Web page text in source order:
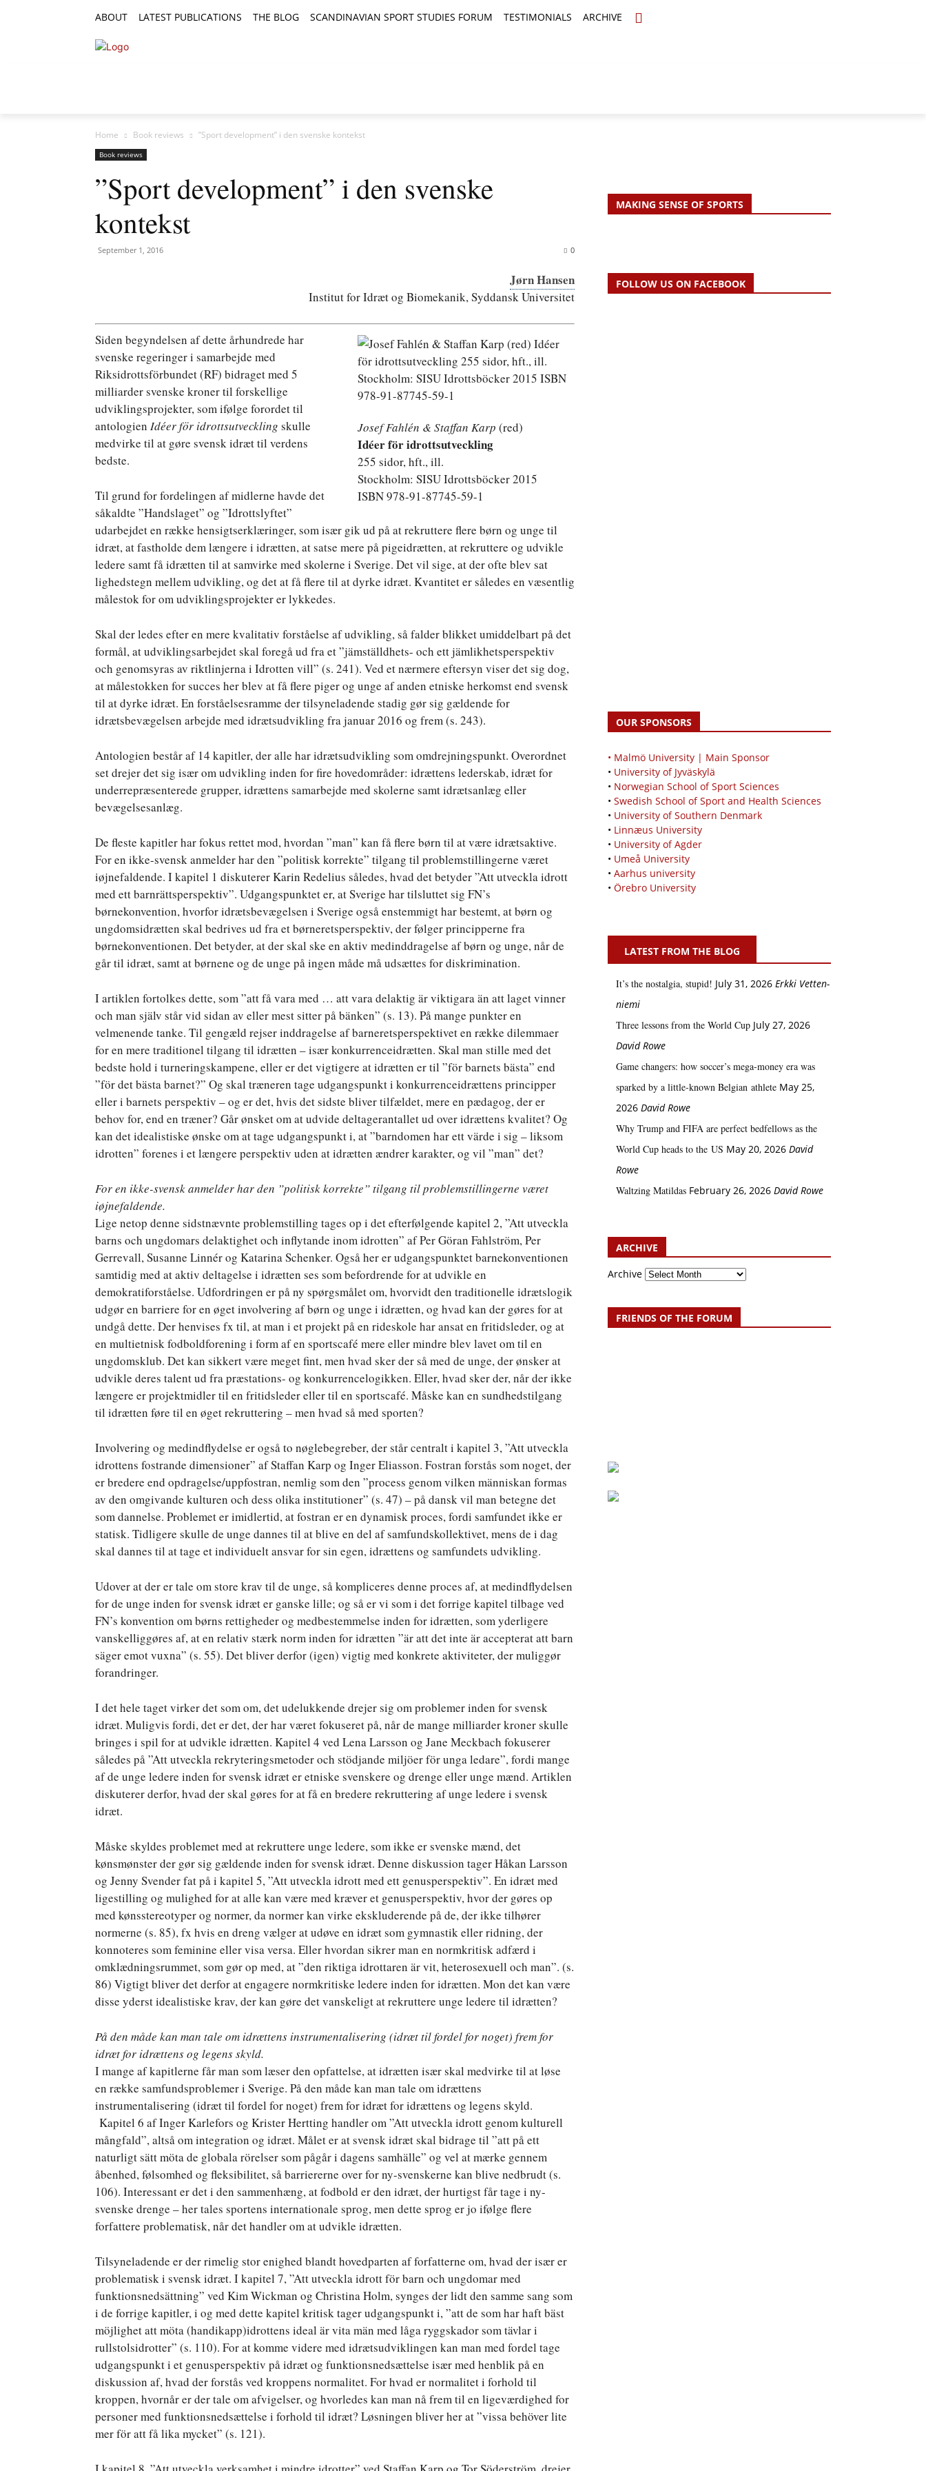
ABOUT LATEST PUBLICATIONS THE BLOG SCANDINAVIAN SPORT STUDIES FORUM TESTIMONIALS ARCHIVE
Home Book reviews ”Sport development” i den svenske kontekst
Book reviews
”Sport development” i den svenske
kontekst
September 1, 2016 0
Jørn Hansen
Institut for Idræt og Biomekanik, Syddansk Universitet
Josef Fahlén & Staffan Karp (red)
Idéer för idrottsutveckling
255 sidor, hft., ill.
Stockholm: SISU Idrottsböcker 2015
ISBN 978-91-87745-59-1
Siden begyndelsen af dette århundrede har
svenske regeringer i samarbejde med
Riksidrottsförbundet (RF) bidraget med 5
milliarder svenske kroner til forskellige
udviklingsprojekter, som ifølge forordet til
antologien Idéer för idrottsutveckling skulle
medvirke til at gøre svensk idræt til verdens
bedste.
Til grund for fordelingen af midlerne havde det
såkaldte ”Handslaget” og ”Idrottslyftet”
udarbejdet en række hensigtserklæringer, som især gik ud på at rekruttere flere børn og unge til
idræt, at fastholde dem længere i idrætten, at satse mere på pigeidrætten, at rekruttere og udvikle
ledere samt få idrætten til at samvirke med skolerne i Sverige. Det vil sige, at der ofte blev sat
lighedstegn mellem udvikling, og det at få flere til at dyrke idræt. Kvantitet er således en væsentlig
målestok for om udviklingsprojekter er lykkedes.
Skal der ledes efter en mere kvalitativ forståelse af udvikling, så falder blikket umiddelbart på det
formål, at udviklingsarbejdet skal foregå ud fra et ”jämställdhets- och ett jämlikhetsperspektiv
och genomsyras av riktlinjerna i Idrotten vill” (s. 241). Ved et nærmere eftersyn viser det sig dog,
at målestokken for succes her blev at få flere piger og unge af anden etniske herkomst end svensk
til at dyrke idræt. En forståelsesramme der tilsyneladende stadig gør sig gældende for
idrætsbevægelsen arbejde med idrætsudvikling fra januar 2016 og frem (s. 243).
Antologien består af 14 kapitler, der alle har idrætsudvikling som omdrejningspunkt. Overordnet
set drejer det sig især om udvikling inden for fire hovedområder: idrættens lederskab, idræt for
underrepræsenterede grupper, idrættens samarbejde med skolerne samt idrætsanlæg eller
bevægelsesanlæg.
De fleste kapitler har fokus rettet mod, hvordan ”man” kan få flere børn til at være idrætsaktive.
For en ikke-svensk anmelder har den ”politisk korrekte” tilgang til problemstillingerne været
iøjnefaldende. I kapitel 1 diskuterer Karin Redelius således, hvad det betyder ”Att utveckla idrott
med ett barnrättsperspektiv”. Udgangspunktet er, at Sverige har tilsluttet sig FN’s
børnekonvention, hvorfor idrætsbevægelsen i Sverige også enstemmigt har bestemt, at børn og
ungdomsidrætten skal bedrives ud fra et børnerets­perspektiv, der følger principperne fra
børnekonventionen. Det betyder, at der skal ske en aktiv medinddragelse af børn og unge, når de
går til idræt, samt at børnene og de unge på ingen måde må udsættes for diskrimination.
I artiklen fortolkes dette, som ”att få vara med … att vara delaktig är viktigara än att laget vinner
och man själv står vid sidan av eller mest sitter på bänken” (s. 13). På mange punkter en
velmenende tanke. Til gengæld rejser inddragelse af barneretsperspektivet en række dilemmaer
for en mere traditionel tilgang til idrætten – især konkurrenceidrætten. Skal man stille med det
bedste hold i turneringskampene, eller er det vigtigere at idrætten er til ”för barnets bästa” end
”för det bästa barnet?” Og skal træneren tage udgangspunkt i konkurrenceidrættens principper
eller i barnets perspektiv – og er det, hvis det sidste bliver tilfældet, mere en pædagog, der er
behov for, end en træner? Går ønsket om at udvide deltagerantallet ud over idrættens kvalitet? Og
kan det idealistiske ønske om at tage udgangspunkt i, at ”barndomen har ett värde i sig – liksom
idrotten” forenes i et længere perspektiv uden at idrætten ændrer karakter, og vil ”man” det?
For en ikke-svensk anmelder har den ”politisk korrekte” tilgang til problemstillingerne været
iøjnefaldende.
Lige netop denne sidstnævnte problemstilling tages op i det efterfølgende kapitel 2, ”Att utveckla
barns och ungdomars delaktighet och inflytande inom idrotten” af Per Göran Fahlström, Per
Gerrevall, Susanne Linnér og Katarina Schenker. Også her er udgangspunktet barnekonventionen
samtidig med at aktiv deltagelse i idrætten ses som befordrende for at udvikle en
demokratiforståelse. Udfordringen er på ny spørgsmålet om, hvorvidt den traditionelle idrætslogik
udgør en barriere for en øget involvering af børn og unge i idrætten, og hvad kan der gøres for at
undgå dette. Der henvises fx til, at man i et projekt på en rideskole har ansat en fritidsleder, og at
en multietnisk fodboldforening i form af en sportscafé mere eller mindre blev lavet om til en
ungdomsklub. Det kan sikkert være meget fint, men hvad sker der så med de unge, der ønsker at
udvikle deres talent ud fra præstations- og konkurrencelogikken. Eller, hvad sker der, når der ikke
længere er projektmidler til en fritidsleder eller til en sportscafé. Måske kan en sundhedstilgang
til idrætten føre til en øget rekruttering – men hvad så med sporten?
Involvering og medindflydelse er også to nøglebegreber, der står centralt i kapitel 3, ”Att utveckla
idrottens fostrande dimensioner” af Staffan Karp og Inger Eliasson. Fostran forstås som noget, der
er bredere end opdragelse/uppfostran, nemlig som den ”process genom vilken människan formas
av den omgivande kulturen och dess olika institutioner” (s. 47) – på dansk vil man betegne det
som dannelse. Problemet er imidlertid, at fostran er en dynamisk proces, fordi samfundet ikke er
statisk. Tidligere skulle de unge dannes til at blive en del af samfundskollektivet, mens de i dag
skal dannes til at tage et individuelt ansvar for sin egen, idrættens og samfundets udvikling.
Udover at der er tale om store krav til de unge, så kompliceres denne proces af, at medindflydelsen
for de unge inden for svensk idræt er ganske lille; og så er vi som i det forrige kapitel tilbage ved
FN’s konvention om børns rettigheder og medbestemmelse inden for idrætten, som yderligere
vanskelliggøres af, at en relativ stærk norm inden for idrætten ”är att det inte är accepterat att barn
säger emot vuxna” (s. 55). Det bliver derfor (igen) vigtig med konkrete aktiviteter, der muliggør
forandringer.
I det hele taget virker det som om, det udelukkende drejer sig om problemer inden for svensk
idræt. Muligvis fordi, det er det, der har været fokuseret på, når de mange milliarder kroner skulle
bringes i spil for at udvikle idrætten. Kapitel 4 ved Lena Larsson og Jane Meckbach fokuserer
således på ”Att utveckla rekryteringsmetoder och stödjande miljöer för unga ledare”, fordi mange
af de unge ledere inden for svensk idræt er etniske svenskere og drenge eller unge mænd. Artiklen
diskuterer derfor, hvad der skal gøres for at få en bredere rekruttering af unge ledere i svensk
idræt.
Måske skyldes problemet med at rekruttere unge ledere, som ikke er svenske mænd, det
kønsmønster der gør sig gældende inden for svensk idræt. Denne diskussion tager Håkan Larsson
og Jenny Svender fat på i kapitel 5, ”Att utveckla idrott med ett genusperspektiv”. En idræt med
ligestilling og mulighed for at alle kan være med kræver et genusperspektiv, hvor der gøres op
med kønsstereotyper og normer, da normer kan virke ekskluderende på de, der ikke tilhører
normerne (s. 85), fx hvis en dreng vælger at udøve en idræt som gymnastik eller ridning, der
konnoteres som feminine eller visa versa. Eller hvordan sikrer man en normkritisk adfærd i
omklædningsrummet, som gør op med, at ”den riktiga idrottaren är vit, heterosexuell och man”. (s.
86) Vigtigt bliver det derfor at engagere normkritiske ledere inden for idrætten. Mon det kan være
disse yderst idealistiske krav, der kan gøre det vanskeligt at rekruttere unge ledere til idrætten?
På den måde kan man tale om idrættens instrumentalisering (idræt til fordel for noget) frem for
idræt for idrættens og legens skyld.
I mange af kapitlerne får man som læser den opfattelse, at idrætten især skal medvirke til at løse
en række samfundsproblemer i Sverige. På den måde kan man tale om idrættens
instrumentalisering (idræt til fordel for noget) frem for idræt for idrættens og legens skyld.
Kapitel 6 af Inger Karlefors og Krister Hertting handler om ”Att utveckla idrott genom kulturell
mångfald”, altså om integration og idræt. Målet er at svensk idræt skal bidrage til ”att på ett
naturligt sätt möta de globala rörelser som pågår i dagens samhälle” og vel at mærke gennem
åbenhed, følsomhed og fleksibilitet, så barriererne over for ny-svenskerne kan blive nedbrudt (s.
106). Interessant er det i den sammenhæng, at fodbold er den idræt, der hurtigst får tage i ny-
svenske drenge – her tales sportens internationale sprog, men dette sprog er jo ifølge flere
forfattere problematisk, når det handler om at udvikle idrætten.
Tilsyneladende er der rimelig stor enighed blandt hovedparten af forfatterne om, hvad der især er
problematisk i svensk idræt. I kapitel 7, ”Att utveckla idrott för barn och ungdomar med
funktionsnedsättning” ved Kim Wickman og Christina Holm, synges der lidt den samme sang som
i de forrige kapitler, i og med dette kapitel kritisk tager udgangspunkt i, ”att de som har haft bäst
möjlighet att möta (handikapp)idrottens ideal är vita män med låga ryggskador som tävlar i
rullstolsidrotter” (s. 110). For at komme videre med idrætsudviklingen kan man med fordel tage
udgangspunkt i et genusperspektiv på idræt og funktionsnedsættelse især med henblik på en
diskussion af, hvad der forstås ved kroppens normalitet. For hvad er normalitet i forhold til
kroppen, hvornår er der tale om afvigelser, og hvorledes kan man nå frem til en ligeværdighed for
personer med funktionsnedsættelse i forhold til idræt? Løsningen bliver her at ”vissa behöver lite
mer för att få lika mycket” (s. 121).
MAKING SENSE OF SPORTS
FOLLOW US ON FACEBOOK
OUR SPONSORS
• Malmö University | Main Sponsor
• University of Jyväskylä
• Norwegian School of Sport Sciences
• Swedish School of Sport and Health Sciences
• University of Southern Denmark
• Linnæus University
• University of Agder
• Umeå University
• Aarhus university
• Örebro University
LATEST FROM THE BLOG
It’s the nostalgia, stupid! July 31, 2026 Erkki Vetten­­
niemi
Three lessons from the World Cup July 27, 2026
David Rowe
Game changers: how soccer’s mega‑money era was
sparked by a little‑known Belgian athlete May 25,
2026 David Rowe
Why Trump and FIFA are perfect bedfellows as the
World Cup heads to the US May 20, 2026 David
Rowe
Waltzing Matildas February 26, 2026 David Rowe
ARCHIVE
Archive
FRIENDS OF THE FORUM